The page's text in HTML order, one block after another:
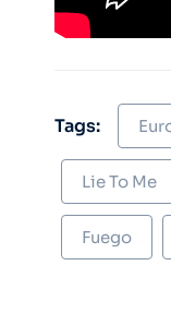
Tags:
Lie To Me
Fuego